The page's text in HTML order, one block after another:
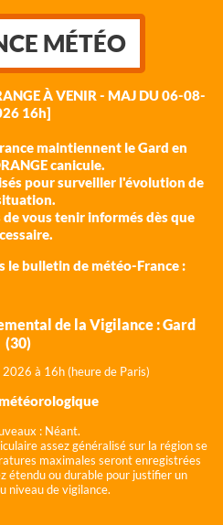
MÉTÉO
À VENIR - MAJ DU 06-08-
16h]
maintiennent le Gard en
canicule.
pour surveiller l'évolution de
vous tenir informés dès que
le bulletin de météo-France :
de la Vigilance : Gard
(30)
2026 à 16h (heure de Paris)
: Néant.
assez généralisé sur la région se
maximales seront enregistrées
étendu ou durable pour justifier un
niveau de vigilance.